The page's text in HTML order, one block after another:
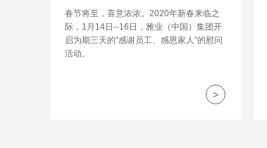
春节将至，喜意浓浓。2020年新春来临之
际，1月14日--16日，雅业（中国）集团开
启为期三天的“感谢员工、感恩家人”的慰问
活动。
>